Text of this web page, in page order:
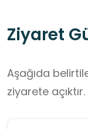
Ziyaret
Aşağıda
ziyarete açıktır.